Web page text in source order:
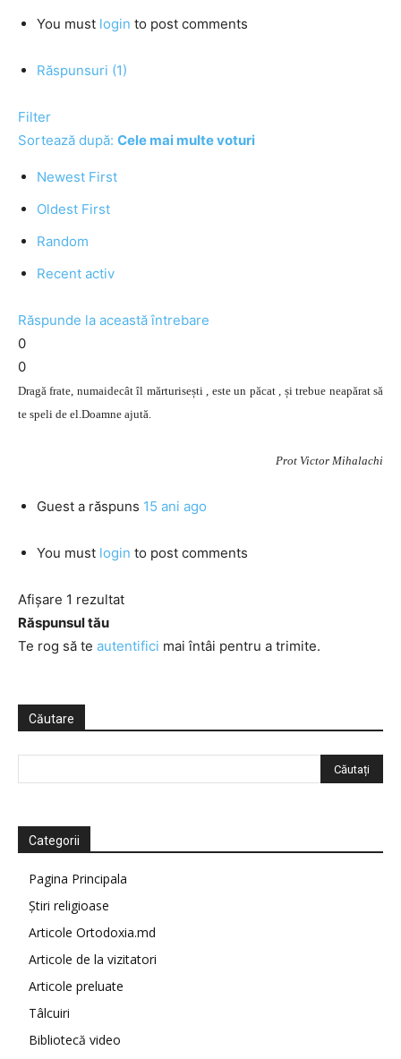
You must login to post comments
Răspunsuri (1)
Filter
Sortează după: Cele mai multe voturi
Newest First
Oldest First
Random
Recent activ
Răspunde la această întrebare
0
0
Dragă frate, numaidecât îl mărturisești , este un păcat , și trebue neapărat să
te speli de el.Doamne ajută.
Prot Victor Mihalachi
Guest a răspuns 15 ani ago
You must login to post comments
Afișare 1 rezultat
Răspunsul tău
Te rog să te autentifici mai întâi pentru a trimite.
Căutare
Categorii
Pagina Principala
Știri religioase
Articole Ortodoxia.md
Articole de la vizitatori
Articole preluate
Tâlcuiri
Bibliotecă video